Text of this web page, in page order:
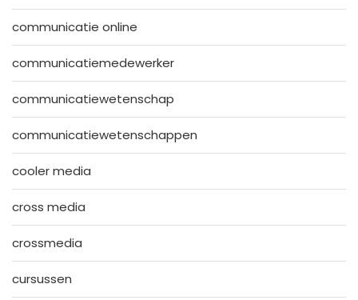
communicatie online
communicatiemedewerker
communicatiewetenschap
communicatiewetenschappen
cooler media
cross media
crossmedia
cursussen